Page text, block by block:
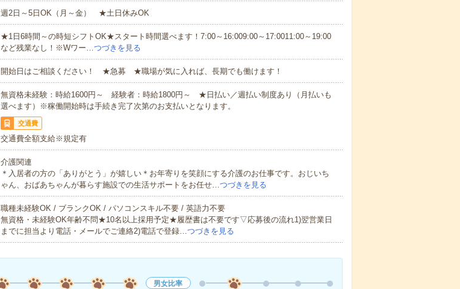
週2日～5日OK（月～金） ★土日休みOK
★1日6時間～の時短シフトOK★スタート時間選べます！7:00～16:009:00～17:0011:00～19:00
など残業なし！※Wワー…つづきを見る
開始日はご相談ください！ ★急募 ★職場が気に入れば、長期でも働けます！
無資格未経験：時給1600円～ 経験者：時給1800円～ ★日払い／週払い制度あり（月払いも
選べます）※稼働開始時は手続き完了次第のお支払いとなります。
交通費
交通費全額支給※規定有
介護関連
＊入居者の方の「ありがとう」が嬉しい＊お年寄りを笑顔にする介護のお仕事です。おじいち
ゃん、おばあちゃんが暮らす施設での生活サポートをお任せ…つづきを見る
職種未経験OK / ブランクOK / パソコンスキル不要 / 英語力不要
無資格・未経験OK年齢不問★10名以上採用予定★履歴書は不要です▽応募後の流れ1)翌営業日
までに担当より電話・メールでご連絡2)電話で登録…つづきを見る
男女比率